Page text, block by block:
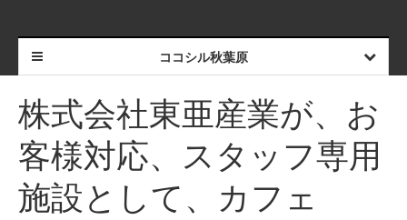
ココシル秋葉原
株式会社東亜産業が、お
客様対応、スタッフ専用
施設として、カフェ